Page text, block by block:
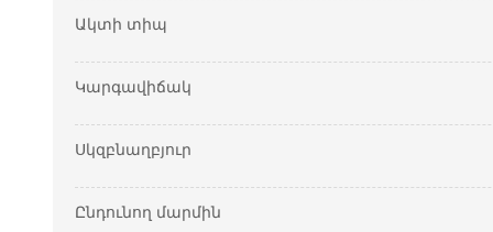
Ակտի տիպ
Կարգավիճակ
Սկզբնաղբյուր
Ընդունող մարմին